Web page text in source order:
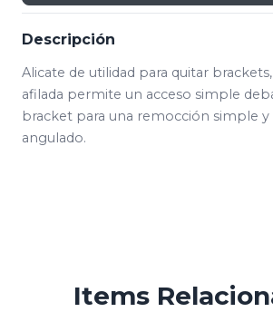
Descripción
Alicate de utilidad para quitar
afilada permite un acceso simple
bracket para una remocción simple y
angulado.
Items